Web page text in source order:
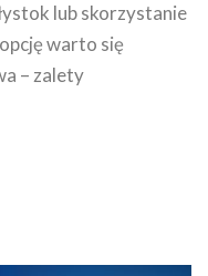
lub skorzystanie
warto się
– zalety